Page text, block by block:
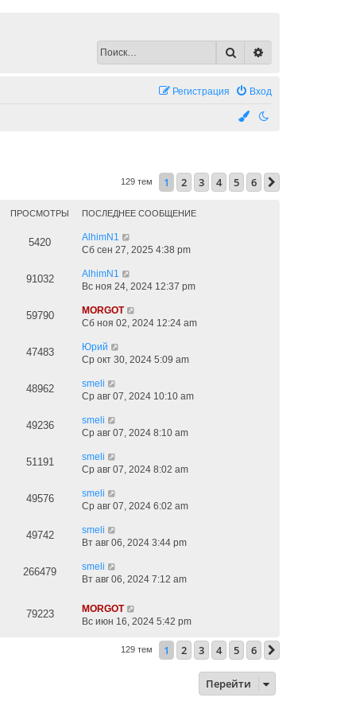
Поиск
Вход
Регистрация
129 тем 1 2 3 4 5 6
ПРОСМОТРЫ ПОСЛЕДНЕЕ СООБЩЕНИЕ
5420
AlhimN1
Сб сен 27, 2025 4:38 pm
91032
AlhimN1
Вс ноя 24, 2024 12:37 pm
59790
MORGOT
Сб ноя 02, 2024 12:24 am
47483
Юрий
Ср окт 30, 2024 5:09 am
48962
smeli
Ср авг 07, 2024 10:10 am
49236
smeli
Ср авг 07, 2024 8:10 am
51191
smeli
Ср авг 07, 2024 8:02 am
49576
smeli
Ср авг 07, 2024 6:02 am
49742
smeli
Вт авг 06, 2024 3:44 pm
266479
smeli
Вт авг 06, 2024 7:12 am
79223
MORGOT
Вс июн 16, 2024 5:42 pm
129 тем 1 2 3 4 5 6
Перейти